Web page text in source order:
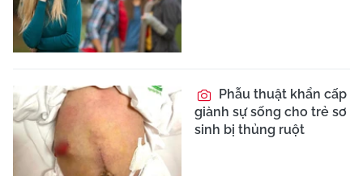
Phẫu thuật khẩn cấp
giành sự sống cho trẻ sơ
sinh bị thủng ruột